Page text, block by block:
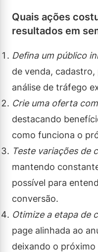
Quais ações
resultados em
Defina um público
de venda,
análise de tráfego
Crie uma oferta
destacando
como funciona o
Teste variações de
mantendo
possível para
conversão.
Otimize a etapa de
page alinhada ao
deixando o próximo